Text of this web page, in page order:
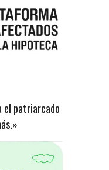
el patriarcado